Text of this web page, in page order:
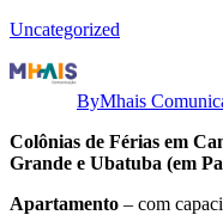
Uncategorized
Colônia
Férias
e
ByMhais
Colônias de Férias em
Grande e Ubatuba (em
Apartamento – com